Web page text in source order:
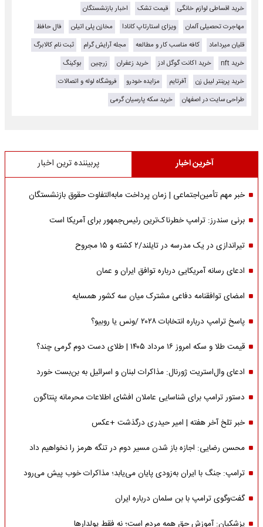
خرید اقساطی لوازم خانگی قیمت تشک
اخبار بازنشستگان
مهاجرت تحصیلی آلمان
ویزای استارتاپ کانادا مخازن پلی اتیلن
فال حافظ
قلیان میرداماد
کافه مناسب کار و مطالعه مجله آرایش گرام
ثبت نام کالابرگ
خرید nft
خرید اکانت گوگل ادز خرید زعفران زرچین
بوکینگ
خرید پرینتر لیبل زن
آفرتایم مزایده خودرو
فروشگاه لوله و اتصالات
طراحی سایت در اصفهان
خرید سکه پارسیان گرمی
آخرین اخبار پربیننده ترین اخبار
خبر مهم تأمین‌اجتماعی | زمان پرداخت مابه‌التفاوت حقوق بازنشستگان
برنی سندرز: ترامپ خطرناک‌ترین رئیس‌جمهور برای آمریکا است
تیراندازی در یک مدرسه در تایلند/۲ کشته و ۱۵ مجروح
ادعای رسانه آمریکایی درباره توافق ایران و عمان
امضای توافقنامه دفاعی مشترک میان سه کشور همسایه
پاسخ ترامپ درباره انتخابات ۲۰۲۸ /ونس یا روبیو؟
قیمت طلا و سکه امروز ۱۶ مرداد ۱۴۰۵ | طلای دست دوم گرمی چند؟
ادعای وال‌استریت ژورنال: مذاکرات لبنان و اسرائیل به بن‌بست خورد
دستور ترامپ برای شناسایی عاملان افشای اطلاعات محرمانه پنتاگون
خبر تلخ آخر هفته | امیر حیدری درگذشت +عکس
محسن رضایی: اجازه باز شدن مسیر دوم در تنگه هرمز را نخواهیم داد
ترامپ: جنگ با ایران به‌زودی پایان می‌یابد؛ مذاکرات خوب پیش می‌رود
گفت‌وگوی ترامپ با بن سلمان درباره ایران
پزشکیان: آموزش حق همه مردم است؛ نه فقط پولدارها